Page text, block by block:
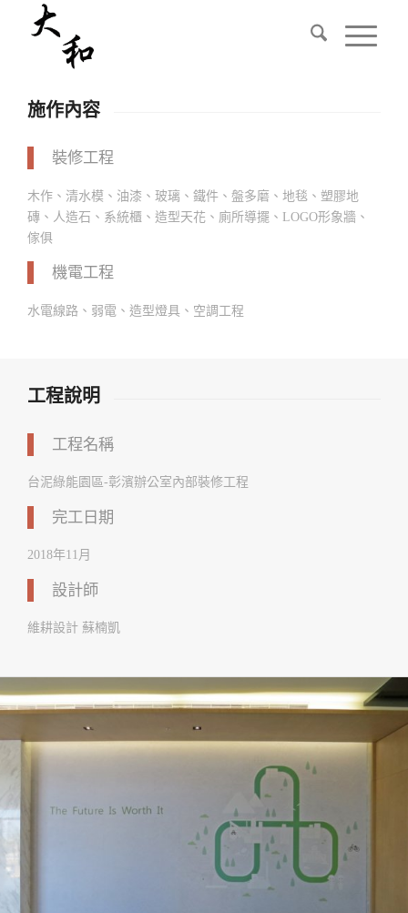
施作內容
裝修工程
木作、清水模、油漆、玻璃、鐵件、盤多磨、地毯、塑膠地
磚、人造石、系統櫃、造型天花、廁所導擺、LOGO形象牆、
傢俱
機電工程
水電線路、弱電、造型燈具、空調工程
工程說明
工程名稱
台泥綠能園區-彰濱辦公室內部裝修工程
完工日期
2018年11月
設計師
維耕設計 蘇楠凱